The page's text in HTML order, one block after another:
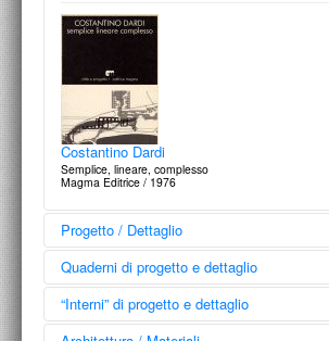
Costantino Dardi
Semplice, lineare, complesso
Magma Editrice / 1976
Progetto / Dettaglio
Quaderni di progetto e dettaglio
“Interni” di progetto e dettaglio